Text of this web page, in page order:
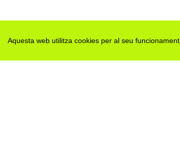
Aquesta web utilitza cookies per al seu funcionament.